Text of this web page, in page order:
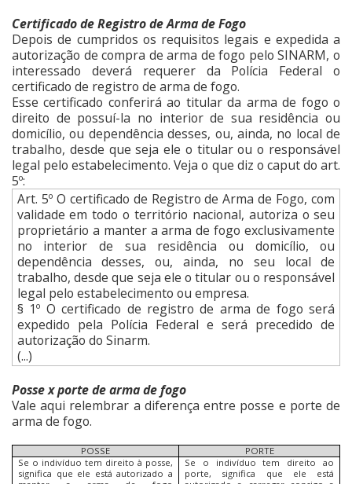
Certificado de Registro de Arma de Fogo
Depois de cumpridos os requisitos legais e expedida a
autorização de compra de arma de fogo pelo SINARM, o
interessado deverá requerer da Polícia Federal o
certificado de registro de arma de fogo.
Esse certificado conferirá ao titular da arma de fogo o
direito de possuí-la no interior de sua residência ou
domicílio, ou dependência desses, ou, ainda, no local de
trabalho, desde que seja ele o titular ou o responsável
legal pelo estabelecimento. Veja o que diz o caput do art.
5º:
Art. 5º O certificado de Registro de Arma de Fogo, com
validade em todo o território nacional, autoriza o seu
proprietário a manter a arma de fogo exclusivamente
no interior de sua residência ou domicílio, ou
dependência desses, ou, ainda, no seu local de
trabalho, desde que seja ele o titular ou o responsável
legal pelo estabelecimento ou empresa.
§ 1º O certificado de registro de arma de fogo será
expedido pela Polícia Federal e será precedido de
autorização do Sinarm.
(...)
Posse x porte de arma de fogo
Vale aqui relembrar a diferença entre posse e porte de
arma de fogo.
POSSE
PORTE
Se o indivíduo tem direito à posse,
significa que ele está autorizado a
Se o indivíduo tem direito ao
porte, significa que ele está